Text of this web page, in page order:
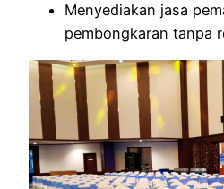
Menyediakan jasa
pembongkaran tanpa